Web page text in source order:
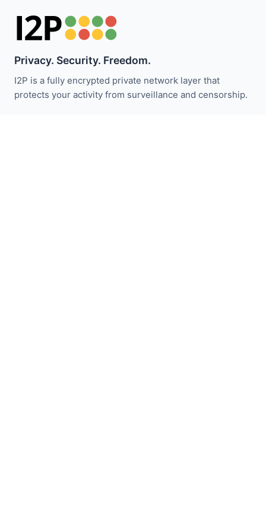
Privacy. Security. Freedom.
I2P is a fully encrypted private network layer that
protects your activity from surveillance and censorship.